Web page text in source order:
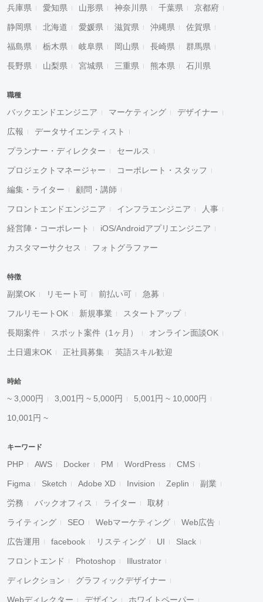
兵庫県 愛知県 山形県 神奈川県 千葉県 京都府
静岡県 北海道 愛媛県 滋賀県 沖縄県 佐賀県
福島県 栃木県 岐阜県 岡山県 長崎県 群馬県
長野県 山梨県 宮城県 三重県 熊本県 石川県
職種
バックエンドエンジニア マーケティング デザイナー
広報 データサイエンティスト
プランナー・ディレクター セールス
プロジェクトマネージャー コーポレート・スタッフ
編集・ライター 顧問・講師
フロントエンドエンジニア インフラエンジニア 人事
経営陣・コーポレート iOS/Androidアプリエンジニア
カスタマーサクセス フォトグラファー
特徴
副業OK リモート可 前払い可 急募
フルリモートOK 新規事業 スタートアップ
長期案件 スポット案件（1ヶ月） オンライン面談OK
土日週末OK 正社員募集 英語スキル歓迎
時給
~ 3,000円 3,001円 ~ 5,000円 5,001円 ~ 10,000円
10,001円 ~
キーワード
PHP AWS Docker PM WordPress CMS
Figma Sketch Adobe XD Invision Zeplin 副業
労務 バックオフィス ライター 取材
ライティング SEO Webマーケティング Web広告
広告運用 facebook リスティング UI Slack
フロントエンド Photoshop Illustrator
ディレクション グラフィックデザイナー
Webディレクター デザイン ホワイトペーパー